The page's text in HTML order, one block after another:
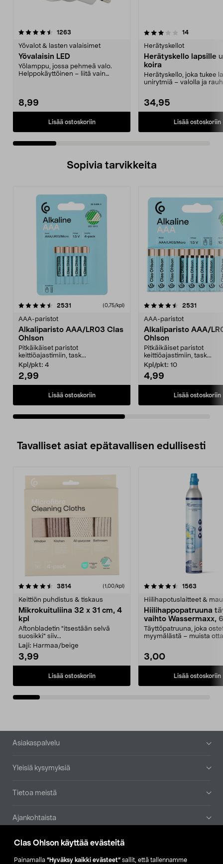
Clas Ohlson käyttää evästeitä
Painamalla ”Hyväksy kaikki evästeet” sallit, että tallennamme
1263
Yövalot & lasten valaisimet
Yövalaisin LED
Yölamppu, jossa pehmeä valo.
Helppokäyttöinen – liitä vain
8,99
Lisää ostoskoriin
3.5 viidestä
14arvostelut
Herätyskellot
Herätyskello lapsille
koira
Herätyskello, joka tukee
unirytmiä – valolla ja
34,95
Lisää ostoskoriin
4.0 viidestä
Sopivia tarvikkeita
2531 (0,75/kpl)
AAA-paristot
Alkaliparisto AAA/LR03 Clas
Ohlson
Pitkäikäiset paristot
keittiöajastimiin, task...
Kpl/pkt: 4
2,99
Lisää ostoskoriin
4.5viidestä
2531
AAA-paristot
Alkaliparisto AAA/
Ohlson
Pitkäikäiset paristot
keittiöajastimiin, task...
Kpl/pkt: 10
4,99
Lisää ostoskoriin
4.5viidestä
Tavalliset asiat epätavallisen edullisesti
3814arvostelut (1,00/kpl)
Keittiön puhdistus & tiskaus
Mikrokuituliina 32 x 31 cm, 4
kpl
Aftonbladetin "itsestään selvä
suosikki" siiv...
Laji: Harmaa/beige
3,99
Lisää ostoskoriin
4.5viidestä
1563
Hiilihapotuslaitteet &
Hiilihappopatruuna
vaihto Wassermaxx,
Täyttöpatruuna, joka
myymälästä – muista
3,00
Lisää ostoskoriin
4.5viidestä
Alatunniste
Asiakaspalvelu
Yleisiä kysymyksiä
Tietoa meistä
Ajankohtaista
Muut yrityksemme